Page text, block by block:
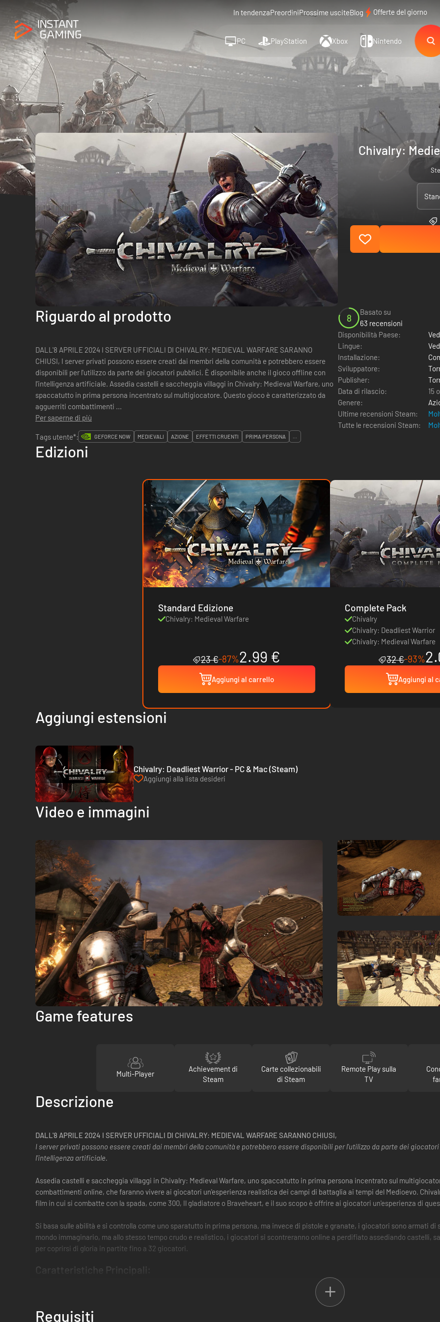
In tendenzaPreordiniProssime usciteBlog Offerte del giorno
PC PlayStation Xbox Nintendo
Chivalry:
Riguardo al prodotto
DALL'8 APRILE 2024 I SERVER UFFICIALI DI CHIVALRY: MEDIEVAL WARFARE SARANNO
CHIUSI, I server privati ​​possono essere creati dai membri della comunità e potrebbero essere
disponibili per l'utilizzo da parte dei giocatori pubblici. È disponibile anche il gioco offline con
l'intelligenza artificiale. Assedia castelli e saccheggia villaggi in Chivalry: Medieval Warfare, uno
spaccatutto in prima persona incentrato sul multigiocatore. Questo gioco è caratterizzato da
agguerriti combattimenti ...
Per saperne di più
8
Basato su
63 recensioni
Disponibilità Paese:
Lingue:
Installazione:
Sviluppatore:
Publisher:
Data di rilascio:
15
Genere:
Ultime recensioni Steam:
Tutte le recensioni Steam:
Tags utente*:
GEFORCE NOW MEDIEVALI AZIONE EFFETTI CRUENTI PRIMA PERSONA ...
Edizioni
Standard Edizione
Chivalry: Medieval Warfare
23 €-87%2.99 €
Aggiungi al carrello
Complete Pack
Chivalry
Chivalry: Deadliest Warrior
Chivalry: Medieval Warfare
32 €-93%
Aggiungi al
Aggiungi estensioni
Chivalry: Deadliest Warrior - PC & Mac (Steam)
Aggiungi alla lista desideri
Video e immagini
Game features
Multi-Player
Achievement di
Steam
Carte collezionabili
di Steam
Remote Play sulla
TV
Descrizione
DALL'8 APRILE 2024 I SERVER UFFICIALI DI CHIVALRY: MEDIEVAL WARFARE SARANNO CHIUSI,
I server privati ​​possono essere creati dai membri della comunità e potrebbero essere disponibili per l'utilizzo da parte dei
l'intelligenza artificiale.
Assedia castelli e saccheggia villaggi in Chivalry: Medieval Warfare, uno spaccatutto in prima persona incentrato sul
combattimenti online, che faranno vivere ai giocatori un'esperienza realistica dei campi di battaglia ai tempi del Medioevo.
film in cui si combatte con la spada, come 300, Il gladiatore o Braveheart, e il suo scopo è offrire ai giocatori un'esperienza di
Si basa sulle abilità e si controlla come uno sparatutto in prima persona, ma invece di pistole e granate, i giocatori sono armati
mondo immaginario, ma allo stesso tempo crudo e realistico, i giocatori si scontreranno online a perdifiato assediando castelli,
per coprirsi di gloria in partite fino a 32 giocatori.
Caratteristiche Principali:
L'esteso sistema di combattimento corpo a corpo offre ai giocatori una vasta gamma di opzioni di combattimento.
Per gestire in modo completo e preciso i combattimenti, i giocatori possono controllare in tempo reale gli attacchi e le
I giocatori possono brandire fino a 60 spietate armi: dagli spadoni alle asce, dagli archi lunghi ai giavellotti.
Requisiti